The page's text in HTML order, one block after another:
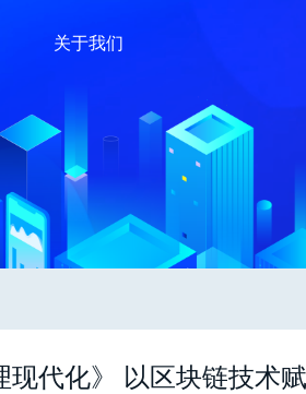
关于我们
代化》 以区块链技术